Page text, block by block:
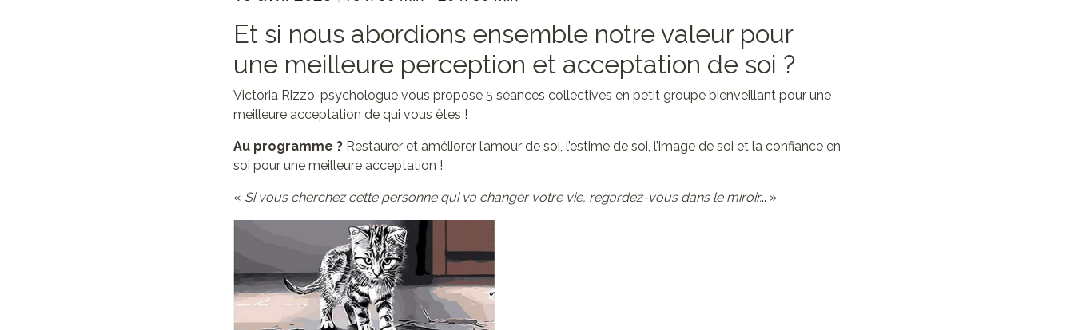
Et si nous abordions ensemble notre valeur pour
une meilleure perception et acceptation de soi ?
Victoria Rizzo, psychologue vous propose 5 séances collectives en petit groupe bienveillant pour une
meilleure acceptation de qui vous êtes !
Au programme ? Restaurer et améliorer l’amour de soi, l’estime de soi, l’image de soi et la confiance en
soi pour une meilleure acceptation !
« Si vous cherchez cette personne qui va changer votre vie, regardez-vous dans le miroir... »